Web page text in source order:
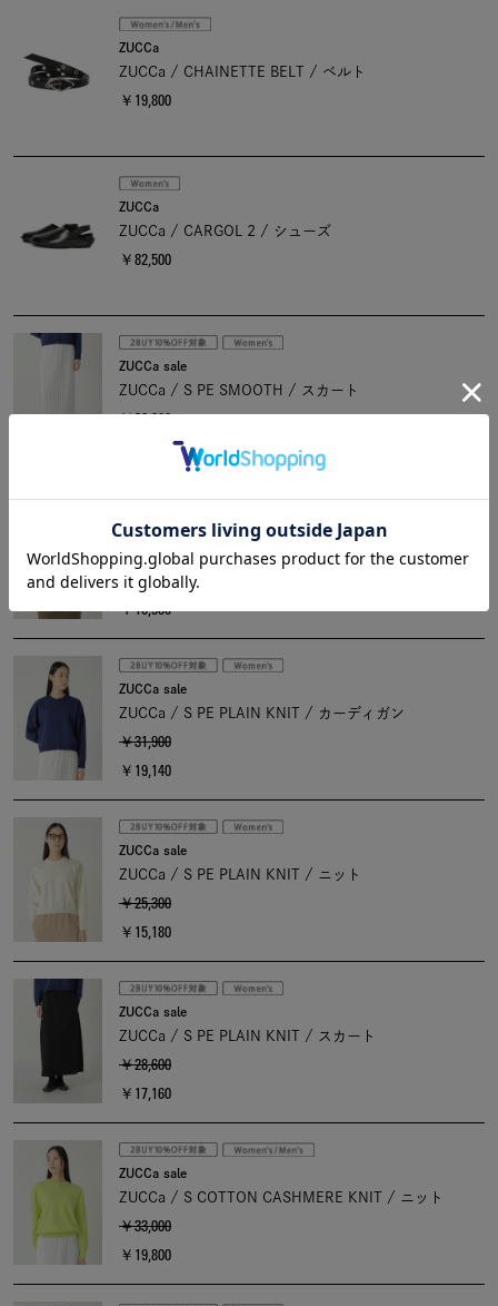
ZUCCa
ZUCCa / CHAINETTE BELT / ベルト
￥19,800
ZUCCa
ZUCCa / CARGOL 2 / シューズ
￥82,500
ZUCCa sale
ZUCCa / S PE SMOOTH / スカート
￥28,600
ZUCCa sale
ZUCCa / S HEART EMBROIDERY L/S T / カットソー
￥17,600
￥10,560
ZUCCa sale
ZUCCa / S PE PLAIN KNIT / カーディガン
￥31,900
￥19,140
ZUCCa sale
ZUCCa / S PE PLAIN KNIT / ニット
￥25,300
￥15,180
ZUCCa sale
ZUCCa / S PE PLAIN KNIT / スカート
￥28,600
￥17,160
ZUCCa sale
ZUCCa / S COTTON CASHMERE KNIT / ニット
￥33,000
￥19,800